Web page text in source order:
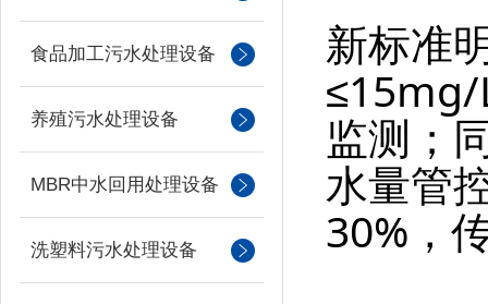
食品加工污水处理设备
养殖污水处理设备
MBR中水回用处理设备
洗塑料污水处理设备
新标准
≤15mg/
监测；
水量管
30%，